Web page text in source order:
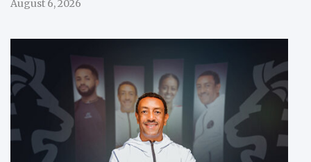
August 6, 2026